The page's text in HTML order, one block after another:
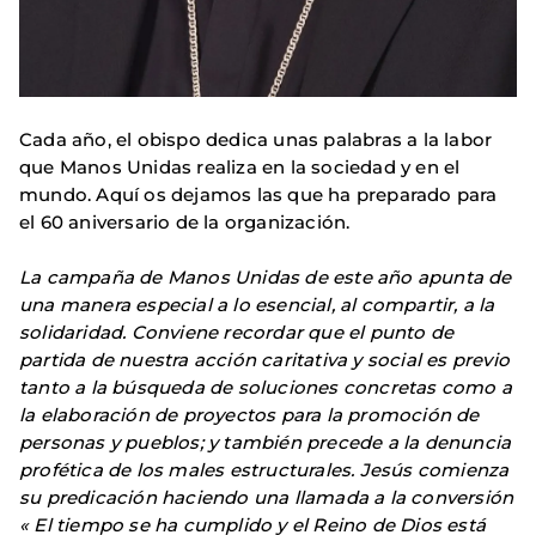
Cada año, el obispo dedica unas palabras a la labor
que Manos Unidas realiza en la sociedad y en el
mundo. Aquí os dejamos las que ha preparado para
el 60 aniversario de la organización.
La campaña de Manos Unidas de este año apunta de
una manera especial a lo esencial, al compartir, a la
solidaridad. Conviene recordar que el punto de
partida de nuestra acción caritativa y social es previo
tanto a la búsqueda de soluciones concretas como a
la elaboración de proyectos para la promoción de
personas y pueblos; y también precede a la denuncia
profética de los males estructurales. Jesús comienza
su predicación haciendo una llamada a la conversión
« El tiempo se ha cumplido y el Reino de Dios está